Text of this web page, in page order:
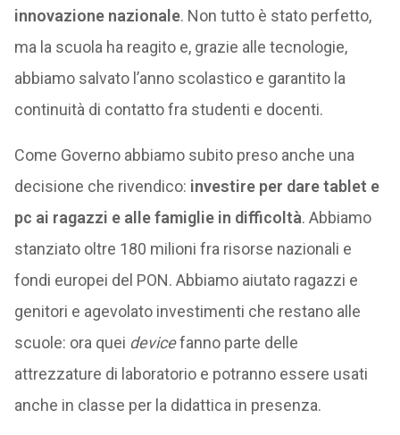
innovazione nazionale. Non tutto è stato perfetto,
ma la scuola ha reagito e, grazie alle tecnologie,
abbiamo salvato l’anno scolastico e garantito la
continuità di contatto fra studenti e docenti.
Come Governo abbiamo subito preso anche una
decisione che rivendico: investire per dare tablet e
pc ai ragazzi e alle famiglie in difficoltà. Abbiamo
stanziato oltre 180 milioni fra risorse nazionali e
fondi europei del PON. Abbiamo aiutato ragazzi e
genitori e agevolato investimenti che restano alle
scuole: ora quei devicefanno parte delle
attrezzature di laboratorio e potranno essere usati
anche in classe per la didattica in presenza.